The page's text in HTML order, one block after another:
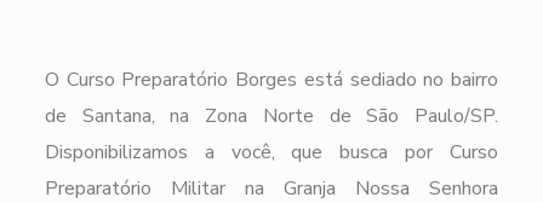
O Curso Preparatório Borges está sediado no bairro
de Santana, na Zona Norte de São Paulo/SP.
Disponibilizamos a você, que busca por Curso
Preparatório Militar na Granja Nossa Senhora